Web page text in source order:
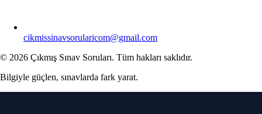
cikmissinavsorularicom@gmail.com
© 2026 Çıkmış Sınav Soruları. Tüm hakları saklıdır.
Bilgiyle güçlen, sınavlarda fark yarat.